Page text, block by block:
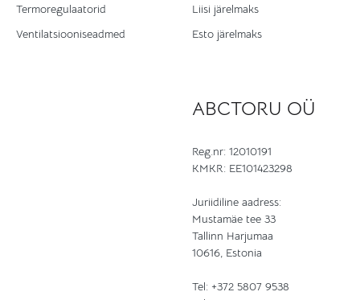
Termoregulaatorid
Ventilatsiooniseadmed
Liisi järelmaks
Esto järelmaks
ABCTORU OÜ
Reg.nr: 12010191
KMKR: EE101423298
Juriidiline aadress:
Mustamäe tee 33
Tallinn Harjumaa
10616, Estonia
Tel: +372 5807 9538